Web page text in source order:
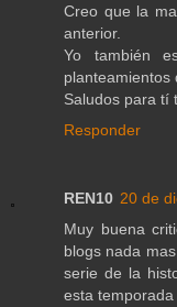
Creo que la
anterior.
Yo también
planteamientos
Saludos para tí
Responder
REN10 20 de
Muy buena
blogs nada
serie de la
esta